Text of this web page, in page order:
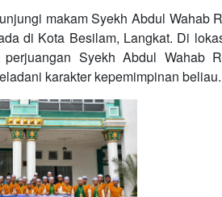
makam Syekh Abdul Wahab
di Kota Besilam, Langkat. Di
Syekh Abdul Wahab
karakter kepemimpinan beliau.